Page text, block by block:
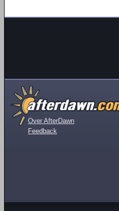
Over AfterDawn
Feedback